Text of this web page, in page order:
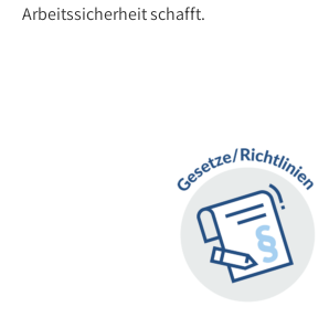
Arbeitssicherheit schafft.